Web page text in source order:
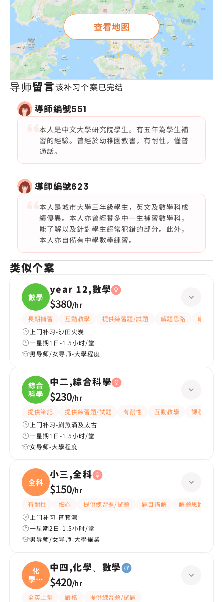
查看地图
导师留言该补习个案已完结
導師編號551
本人是中文大學研究院學生。有五年為學生補
習的經驗。曾經於幼稚園教書，有耐性，懂普
通話。
導師編號623
本人是城市大學三年級學生，英文及數學科成
績優異。本人亦曾經替多中一生補習數學科，
能了解以及針對學生經常犯錯的部分。此外，
本人亦自備有中學數學練習。
类似个案
數學
year 12,數學
$380/hr
長期補習 互動教學 提供練習題/試題 解題思路
應試策略
上门补习-沙田火炭
一星期1日-1.5小时/堂
男导师/女导师-大學程度
綜合
科學
中二,綜合科學
$230/hr
提供筆記 提供練習題/試題 有耐性 互動教學
課程設計
上门补习-鰂魚涌及太古
一星期1日-1.5小时/堂
女导师-大學程度
全科
小三,全科
$150/hr
有耐性 細心 提供練習題/試題 題目講解
解題思路
上门补习-筲箕灣
一星期2日-1.5小时/堂
男导师/女导师-大學畢業
化
學、
數學
中四,化學、數學
$420/hr
全英上堂 嚴格 提供練習題/試題